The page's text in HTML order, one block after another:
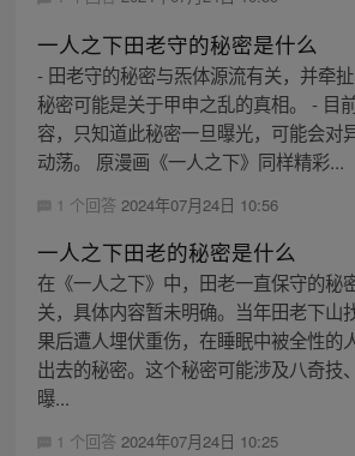
一人之下田老守的秘密是什么
- 田老守的秘密与炁体源流有关，并牵
秘密可能是关于甲申之乱的真相。 - 目
容，只知道此秘密一旦曝光，可能会对
动荡。 原漫画《一人之下》同样精彩...
1 个回答 2024年07月24日 10:56
一人之下田老的秘密是什么
在《一人之下》中，田老一直保守的秘
关，具体内容暂未明确。当年田老下山
果后遭人埋伏重伤，在睡眠中被全性的
出去的秘密。这个秘密可能涉及八奇技
曝...
1 个回答 2024年07月24日 10:25